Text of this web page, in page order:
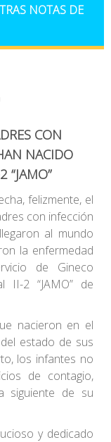
NOTAS DE
CON
NACIDO
“JAMO”
felizmente, el
con infección
al mundo
la enfermedad
de Gineco
II-2 “JAMO” de
nacieron en el
estado de sus
los infantes no
de contagio,
siguiente de su
y dedicado